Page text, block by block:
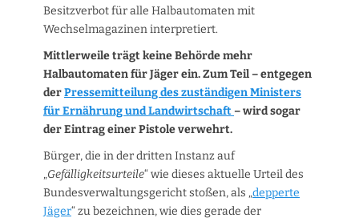
Besitzverbot für alle Halbautomaten mit
Wechselmagazinen interpretiert.
Mittlerweile trägt keine Behörde mehr
Halbautomaten für Jäger ein. Zum Teil – entgegen
derPressemitteilung des zuständigen Ministers
für Ernährung und Landwirtschaft – wird sogar
der Eintrag einer Pistole verwehrt.
Bürger, die in der dritten Instanz auf
„Gefälligkeitsurteile“ wie dieses aktuelle Urteil des
Bundesverwaltungsgericht stoßen, als „depperte
Jäger“ zu bezeichnen, wie dies gerade der